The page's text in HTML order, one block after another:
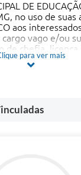
DE
no uso de
aos
vago e/ou
de chefia, licença
que
vigente.
para ver mais